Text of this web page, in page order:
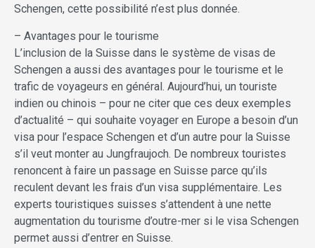
Schengen, cette possibilité n’est plus donnée.
– Avantages pour le tourisme
L’inclusion de la Suisse dans le système de visas de
Schengen a aussi des avantages pour le tourisme et le
trafic de voyageurs en général. Aujourd’hui, un touriste
indien ou chinois – pour ne citer que ces deux exemples
d’actualité – qui souhaite voyager en Europe a besoin d’un
visa pour l’espace Schengen et d’un autre pour la Suisse
s’il veut monter au Jungfraujoch. De nombreux touristes
renoncent à faire un passage en Suisse parce qu’ils
reculent devant les frais d’un visa supplémentaire. Les
experts touristiques suisses s’attendent à une nette
augmentation du tourisme d’outre-mer si le visa Schengen
permet aussi d’entrer en Suisse.